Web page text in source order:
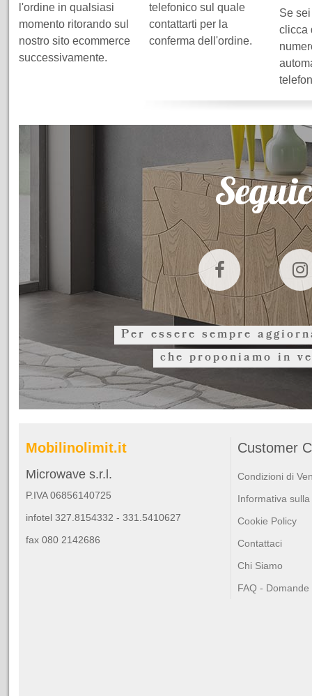
l'ordine in qualsiasi
momento ritorando sul
nostro sito ecommerce
successivamente.
telefonico sul quale
contattarti per la
conferma dell'ordine.
Se
clicca
Per essere sempre
che proponiamo in
Mobilinolimit.it
Microwave s.r.l.
P.IVA 06856140725
infotel 327.8154332 - 331.5410627
fax 080 2142686
Customer
Condizioni di
Informativa
Cookie Policy
Contattaci
Chi Siamo
FAQ -